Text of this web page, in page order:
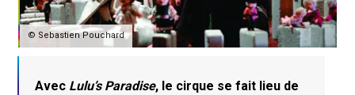
© Sebastien Pouchard
Avec Lulu’s Paradise, le cirque se fait lieu de